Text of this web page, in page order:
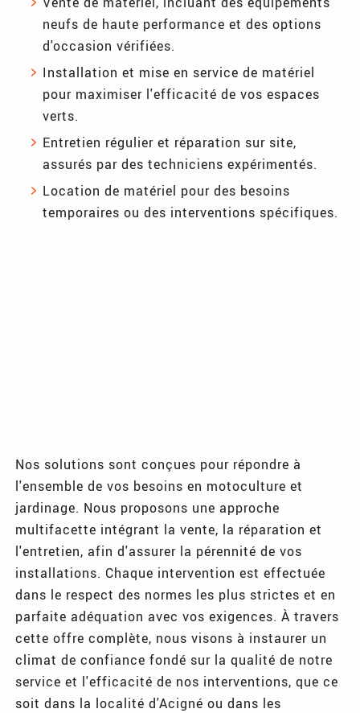
neufs de haute performance et des options
d'occasion vérifiées.
Installation et mise en service de matériel
pour maximiser l'efficacité de vos espaces
verts.
Entretien régulier et réparation sur site,
assurés par des techniciens expérimentés.
Location de matériel pour des besoins
temporaires ou des interventions spécifiques.
Nos solutions sont conçues pour répondre à
l'ensemble de vos besoins en motoculture et
jardinage. Nous proposons une approche
multifacette intégrant la vente, la réparation et
l'entretien, afin d'assurer la pérennité de vos
installations. Chaque intervention est effectuée
dans le respect des normes les plus strictes et en
parfaite adéquation avec vos exigences. À travers
cette offre complète, nous visons à instaurer un
climat de confiance fondé sur la qualité de notre
service et l'efficacité de nos interventions, que ce
soit dans la localité d'Acigné ou dans les